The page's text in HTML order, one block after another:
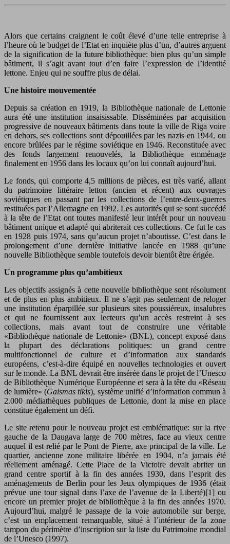
Alors que certains craignent le coût élevé d’une telle entreprise à
l’heure où le budget de l’Etat en inquiète plus d’un, d’autres arguent
de la signification de la future bibliothèque: bien plus qu’un simple
bâtiment, il s’agit avant tout d’en faire l’expression de l’identité
lettone. Enjeu qui ne souffre plus de délai.
Une histoire mouvementée
Depuis sa création en 1919, la Bibliothèque nationale de Lettonie
aura été une institution insaisissable. Disséminées par acquisition
progressive de nouveaux bâtiments dans toute la ville de Riga voire
en dehors, ses collections sont dépouillées par les nazis en 1944, ou
encore brûlées par le régime soviétique en 1946. Reconstituée avec
des fonds largement renouvelés, la Bibliothèque emménage
finalement en 1956 dans les locaux qu’on lui connaît aujourd’hui.
Le fonds, qui comporte 4,5 millions de pièces, est très varié, allant
du patrimoine littéraire letton (ancien et récent) aux ouvrages
soviétiques en passant par les collections de l’entre-deux-guerres
restituées par l’Allemagne en 1992. Les autorités qui se sont succédé
à la tête de l’Etat ont toutes manifesté leur intérêt pour un nouveau
bâtiment unique et adapté qui abriterait ces collections. Ce fut le cas
en 1928 puis 1974, sans qu’aucun projet n’aboutisse. C’est dans le
prolongement d’une dernière initiative lancée en 1988 qu’une
nouvelle Bibliothèque semble toutefois devoir bientôt être érigée.
Un programme plus qu’ambitieux
Les objectifs assignés à cette nouvelle bibliothèque sont résolument
et de plus en plus ambitieux. Il ne s’agit pas seulement de reloger
une institution éparpillée sur plusieurs sites poussiéreux, insalubres
et qui ne fournissent aux lecteurs qu’un accès restreint à ses
collections, mais avant tout de construire une véritable
«Bibliothèque nationale de Lettonie» (BNL), concept exposé dans
la plupart des déclarations politiques: un grand centre
multifonctionnel de culture et d’information aux standards
européens, c’est-à-dire équipé en nouvelles technologies et ouvert
sur le monde. La BNL devrait être insérée dans le projet de l’Unesco
de Bibliothèque Numérique Européenne et sera à la tête du «Réseau
de lumière» (Gaismas tikls), système unifié d’information commun à
2.000 médiathèques publiques de Lettonie, dont la mise en place
constitue également un défi.
Le site retenu pour le nouveau projet est emblématique: sur la rive
gauche de la Daugava large de 700 mètres, face au vieux centre
auquel il est relié par le Pont de Pierre, axe principal de la ville. Le
quartier, ancienne zone militaire libérée en 1904, n’a jamais été
réellement aménagé. Cette Place de la Victoire devait abriter un
grand centre sportif à la fin des années 1930, dans l’esprit des
aménagements de Berlin pour les Jeux olympiques de 1936 (était
prévue une tour signal dans l’axe de l’avenue de la Liberté)[1] ou
encore un premier projet de bibliothèque à la fin des années 1970.
Aujourd’hui, malgré le passage de la voie automobile sur berge,
c’est un emplacement remarquable, situé à l’intérieur de la zone
tampon du périmètre d’inscription sur la liste du Patrimoine mondial
de l’Unesco (1997).